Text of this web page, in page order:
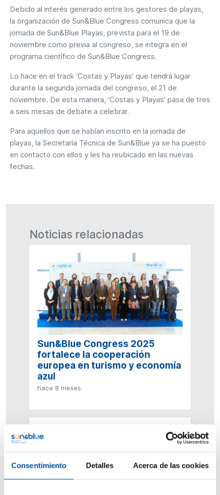
Consentimiento Detalles Acerca de las cookies
Debido al interés generado entre los gestores de playas,
la organización de Sun&Blue Congress comunica que la
jornada de Sun&Blue Playas, prevista para el 19 de
noviembre como previa al congreso, se integra en el
programa científico de Sun&Blue Congress.
Lo hace en el track ‘Costas y Playas’ que tendrá lugar
durante la segunda jornada del congreso, el 21 de
noviembre. De esta manera, ‘Costas y Playas’ pasa de tres
a seis mesas de debate a celebrar.
Para aquellos que se habían inscrito en la jornada de
playas, la Secretaría Técnica de Sun&Blue ya se ha puesto
en contacto con ellos y les ha reubicado en las nuevas
fechas.
Noticias relacionadas
Sun&Blue Congress 2025
fortalece la cooperación
europea en turismo y economía
azul
hace 8 meses